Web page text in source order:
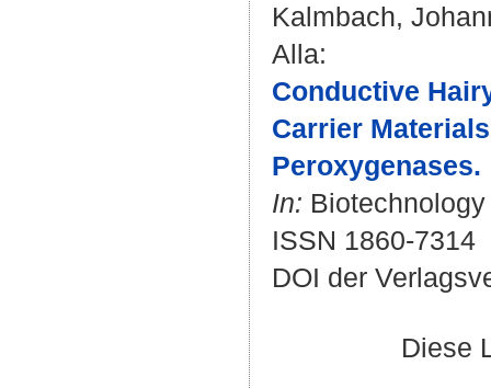
Kalmbach,
Alla:
Conductive
Carrier
Peroxygenases.
In:
ISSN 1860-7314
DOI der
Diese